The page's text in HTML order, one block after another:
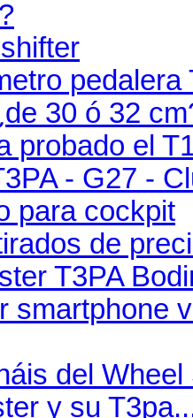
pedalera
30 ó 32
probado el
- G27 -
para cockpit
de
T3PA
smartphone
del Wheel
y su